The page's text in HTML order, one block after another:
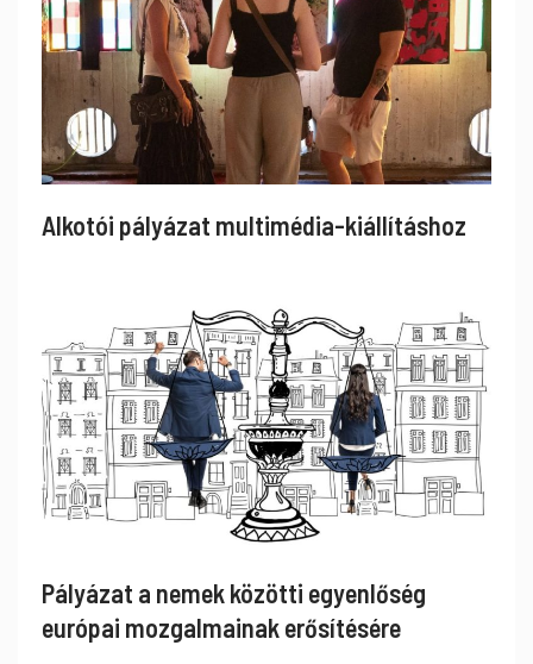
Alkotói pályázat multimédia-kiállításhoz
Pályázat a nemek közötti egyenlőség
európai mozgalmainak erősítésére